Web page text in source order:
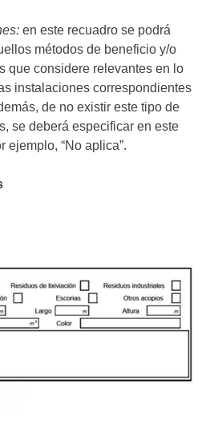
en este recuadro se podrá
métodos de beneficio y/o
que considere relevantes en lo
instalaciones correspondientes
de no existir este tipo de
se deberá especificar en este
ejemplo, “No aplica”.